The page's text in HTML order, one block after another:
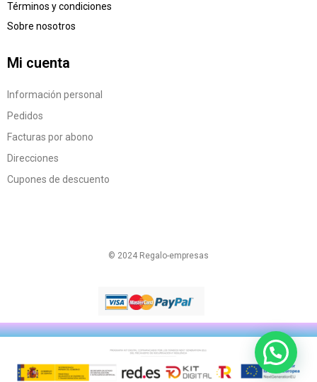
Términos y condiciones
Sobre nosotros
Mi cuenta
Información personal
Pedidos
Facturas por abono
Direcciones
Cupones de descuento
© 2024 Regalo-empresas